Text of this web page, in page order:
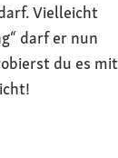
Vielleicht
darf er nun
du es mit